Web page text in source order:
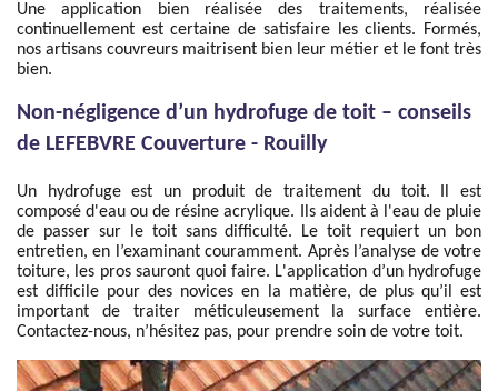
Une application bien réalisée des traitements, réalisée
continuellement est certaine de satisfaire les clients. Formés,
nos artisans couvreurs maitrisent bien leur métier et le font très
bien.
Non-négligence d’un hydrofuge de toit – conseils
de LEFEBVRE Couverture - Rouilly
Un hydrofuge est un produit de traitement du toit. Il est
composé d'eau ou de résine acrylique. Ils aident à l'eau de pluie
de passer sur le toit sans difficulté. Le toit requiert un bon
entretien, en l’examinant couramment. Après l’analyse de votre
toiture, les pros sauront quoi faire. L'application d’un hydrofuge
est difficile pour des novices en la matière, de plus qu’il est
important de traiter méticuleusement la surface entière.
Contactez-nous, n’hésitez pas, pour prendre soin de votre toit.